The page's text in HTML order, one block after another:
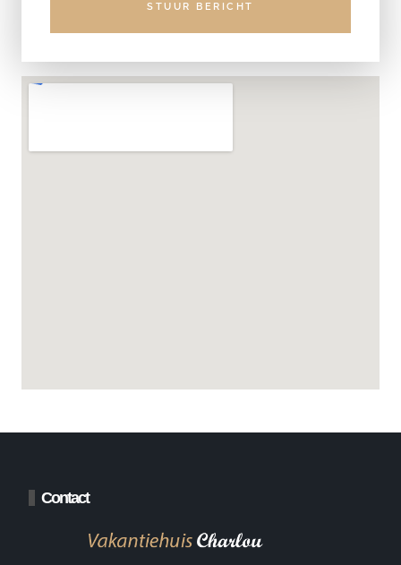
STUUR BERICHT
Contact